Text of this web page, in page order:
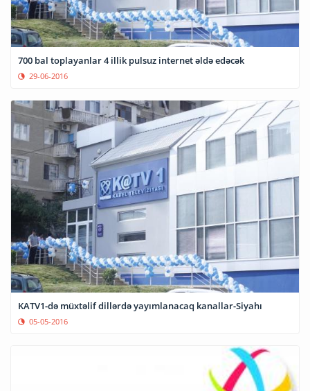
700 bal toplayanlar 4 illik pulsuz internet əldə edəcək
29-06-2016
KATV1-də müxtəlif dillərdə yayımlanacaq kanallar-Siyahı
05-05-2016